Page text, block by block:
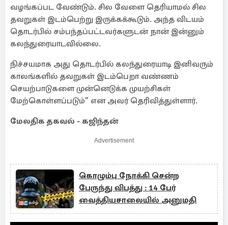
வழங்கப்பட வேண்டும். சில வேளை தெரியாமல் சில
தவறுகள் இடம்பெற்று இருக்கக்கூடும். அந்த விடயம்
தொடர்பில் சம்பந்தப்பட்டவர்களுடன் நான் இன்னும்
கலந்துரையாடவில்லை.
நிச்சயமாக அது தொடர்பில் கலந்துரையாடி இனிவரும்
காலங்களில் தவறுகள் இடம்பெறா வண்ணம்
செயற்பாடுகளை முன்னெடுக்க முயற்சிகள்
மேற்கொள்ளப்படும்” என அவர் தெரிவித்துள்ளார்.
மேலதிக தகவல் - கஜிந்தன்
Advertisement
கொழும்பு நோக்கி சென்ற
பேருந்து விபத்து : 14 பேர்
வைத்தியசாலையில் அனுமதி